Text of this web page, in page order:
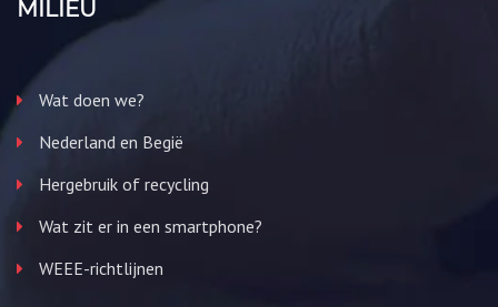
MILIEU
Wat doen we?
Nederland en Begië
Hergebruik of recycling
Wat zit er in een smartphone?
WEEE-richtlijnen